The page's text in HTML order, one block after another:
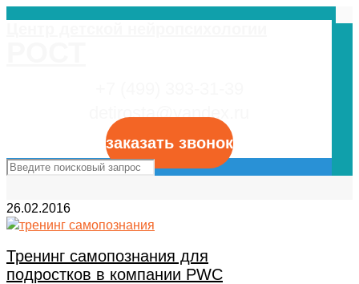
detirosta@yandex.ru
заказать звонок
26.02.2016
Тренинг самопознания для
подростков в компании PWC